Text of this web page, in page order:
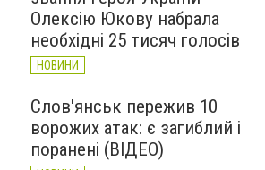
Олексію Юкову набрала
необхідні 25 тисяч голосів
НОВИНИ
Слов'янськ пережив 10
ворожих атак: є загиблий і
поранені (ВІДЕО)